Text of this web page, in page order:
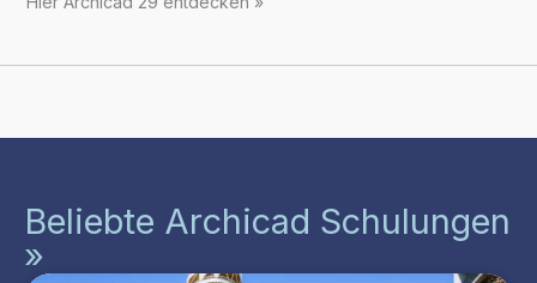
Beliebte Archicad Schulungen
»